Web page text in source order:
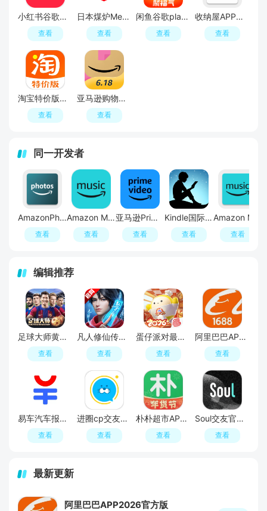
小红书谷歌市场版
查看
日本煤炉Mercari官方最新版(日本版闲鱼)
查看
闲鱼谷歌play商店版正版
查看
收纳屋APP官方免费版
查看
淘宝特价版特别版本官方版
查看
亚马逊购物手机端2026最新版
查看
同一开发者
AmazonPhotos亚马逊相册谷歌版apk
查看
Amazon Music亚马逊音乐谷歌版apk
查看
亚马逊PrimeVideo海外版
查看
Kindle国际版安装包apk
查看 查看
编辑推荐
足球大师黄金一代手游
查看
凡人修仙传人界篇手游2026最新版
查看
蛋仔派对最新版
查看
阿里巴巴APP2026官方版
查看
易车汽车报价APP官方正版
查看
进圈cp交友软件手机版
查看
朴朴超市APP最新版本
查看
Soul交友官方APP最新版
查看
最新更新
阿里巴巴APP2026官方版